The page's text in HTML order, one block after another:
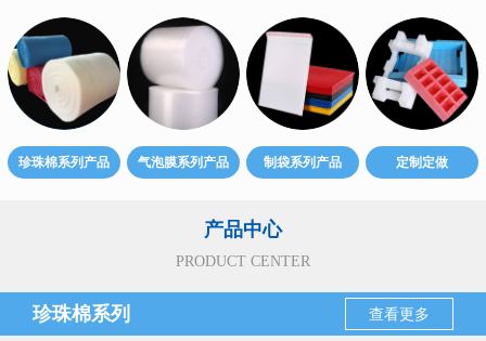
珍珠棉系列产品 气泡膜系列产品 制袋系列产品 定制定做
产品中心
PRODUCT CENTER
珍珠棉系列 查看更多